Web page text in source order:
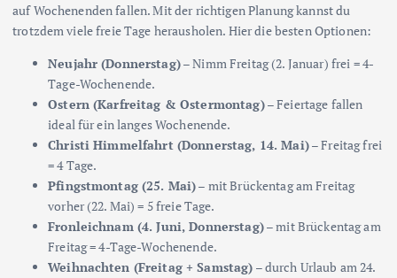
auf Wochenenden fallen. Mit der richtigen Planung kannst du
trotzdem viele freie Tage herausholen. Hier die besten Optionen:
Neujahr (Donnerstag)– Nimm Freitag (2. Januar) frei = 4-
Tage-Wochenende.
Ostern (Karfreitag & Ostermontag)– Feiertage fallen
ideal für ein langes Wochenende.
Christi Himmelfahrt (Donnerstag, 14. Mai)– Freitag frei
= 4 Tage.
Pfingstmontag (25. Mai)– mit Brückentag am Freitag
vorher (22. Mai) = 5 freie Tage.
Fronleichnam (4. Juni, Donnerstag)– mit Brückentag am
Freitag = 4-Tage-Wochenende.
Weihnachten (Freitag + Samstag) – durch Urlaub am 24.